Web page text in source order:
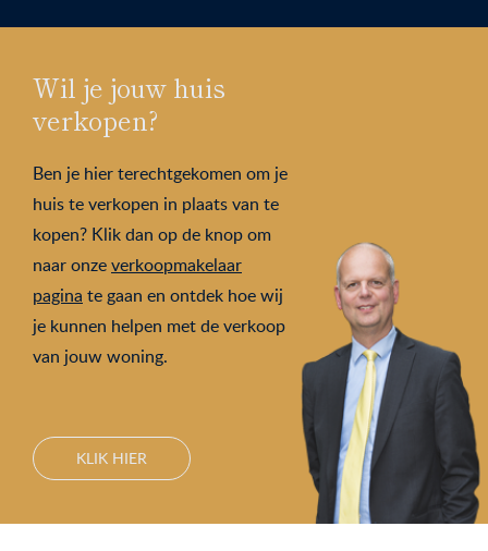
Wil je jouw huis
verkopen?
Ben je hier terechtgekomen om je
huis te verkopen in plaats van te
kopen? Klik dan op de knop om
naar onzeverkoopmakelaar
pagina te gaan en ontdek hoe wij
je kunnen helpen met de verkoop
van jouw woning.
KLIK HIER